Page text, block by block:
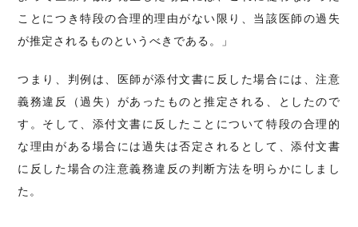
ことにつき特段の合理的理由がない限り、当該医師の過失
が推定されるものというべきである。」
つまり、判例は、医師が添付文書に反した場合には、注意
義務違反（過失）があったものと推定される、としたので
す。そして、添付文書に反したことについて特段の合理的
な理由がある場合には過失は否定されるとして、添付文書
に反した場合の注意義務違反の判断方法を明らかにしまし
た。